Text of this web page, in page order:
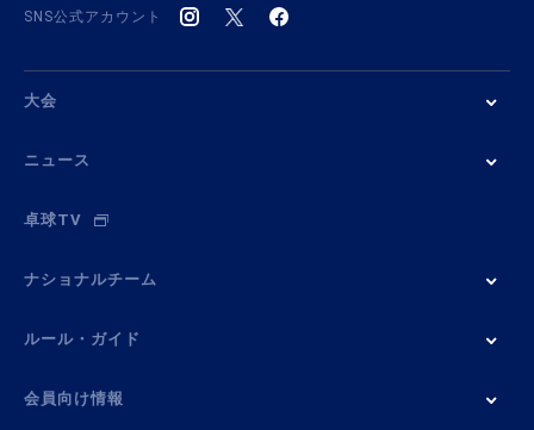
SNS公式アカウント
大会
ニュース
卓球TV
ナショナルチーム
ルール・ガイド
会員向け情報